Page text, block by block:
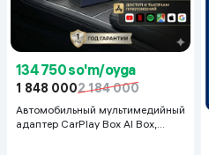
134 750 so'm/oyga
1 848 0002 184 000
Автомобильный мультимедийный
адаптер CarPlay Box AI Box,